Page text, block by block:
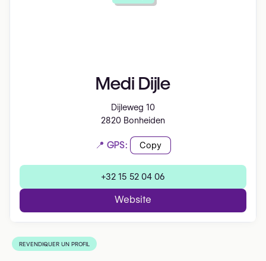
Medi Dijle
Dijleweg 10
2820 Bonheiden
📍 GPS: Copy
+32 15 52 04 06
Website
REVENDIQUER UN PROFIL